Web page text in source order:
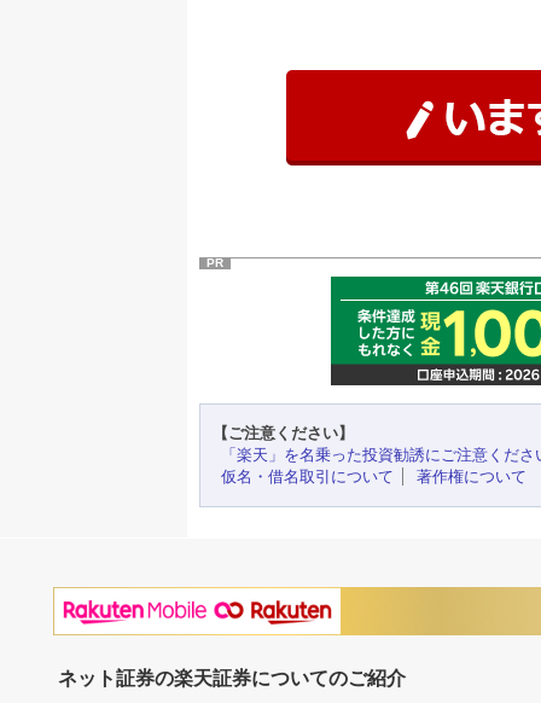
PR
【ご注意ください】
「楽天」を名乗った投資勧誘にご注意くださ
仮名・借名取引について
著作権について
ネット証券の楽天証券についてのご紹介